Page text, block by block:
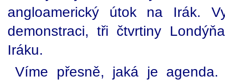
angloamerický útok na Irák.
demonstraci, tři čtvrtiny
Iráku.
Víme přesně, jaká je